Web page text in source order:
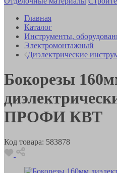
Главная
Каталог
Инструменты,
Электромонтажный
Диэлектрические
Бокорезы
ПРОФИ КВТ
Код товара: 583878